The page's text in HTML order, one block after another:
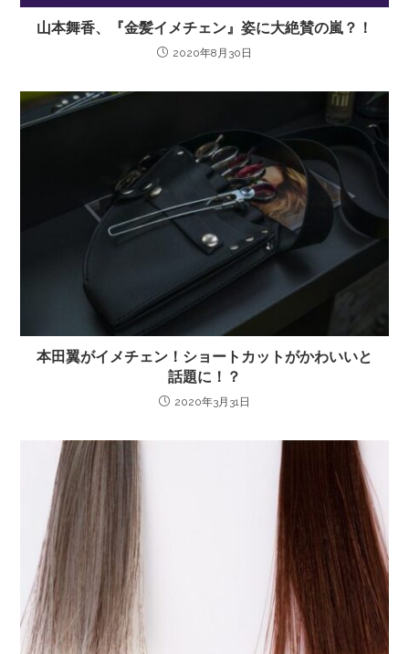
山本舞香、『金髪イメチェン』姿に大絶賛の嵐？！
2020年8月30日
本田翼がイメチェン！ショートカットがかわいいと
話題に！？
2020年3月31日